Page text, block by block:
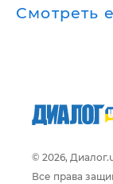
Смотреть
© 2026,
Все права